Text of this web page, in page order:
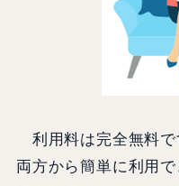
利用料は完全無料で
両方から簡単に利用